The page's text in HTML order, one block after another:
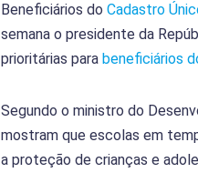
Beneficiários do Cadastro
semana o presidente da
prioritárias para beneficiários
Segundo o ministro do
mostram que escolas em
a proteção de crianças e